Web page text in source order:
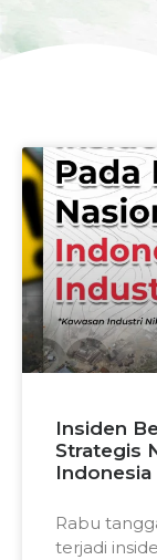
Insiden
Strategis
Rabu
terjadi